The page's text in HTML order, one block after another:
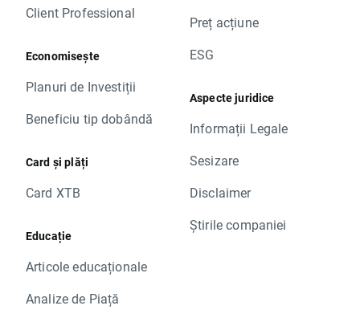
Client Professional
Economisește
Planuri de Investiții
Beneficiu tip dobândă
Card și plăți
Card XTB
Educație
Articole educaționale
Analize de Piață
Preț acțiune
ESG
Aspecte juridice
Informații Legale
Sesizare
Disclaimer
Știrile companiei